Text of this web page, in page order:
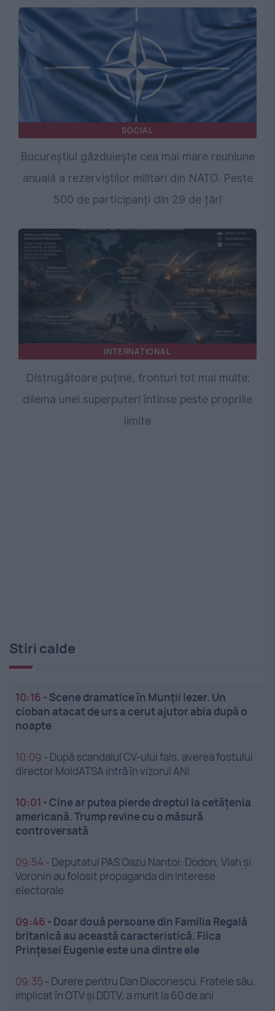
SOCIAL
Bucureștiul găzduiește cea mai mare reuniune
anuală a rezerviștilor militari din NATO. Peste
500 de participanți din 29 de țări
INTERNATIONAL
Distrugătoare puține, fronturi tot mai multe:
dilema unei superputeri întinse peste propriile
limite
Stiri calde
10:16 - Scene dramatice în Munții Iezer. Un
cioban atacat de urs a cerut ajutor abia după o
noapte
10:09 - După scandalul CV-ului fals, averea fostului
director MoldATSA intră în vizorul ANI
10:01 -Cine ar putea pierde dreptul la cetățenia
americană. Trump revine cu o măsură
controversată
09:54 - Deputatul PAS Oazu Nantoi: Dodon, Vlah și
Voronin au folosit propaganda din interese
electorale
09:46 - Doar două persoane din Familia Regală
britanică au această caracteristică. Fiica
Prințesei Eugenie este una dintre ele
09:35 - Durere pentru Dan Diaconescu. Fratele său,
implicat în OTV și DDTV, a murit la 60 de ani